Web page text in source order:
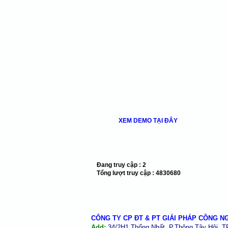
XEM DEMO TẠI ĐÂY
Đang truy cập : 2
Tổng lượt truy cập : 4830680
CÔNG TY CP ĐT & PT GIẢI PHÁP CÔNG